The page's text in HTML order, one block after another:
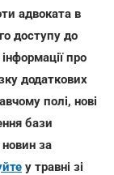
адвоката в
доступу до
про
додаткових
полі, нові
бази
за
у травні зі